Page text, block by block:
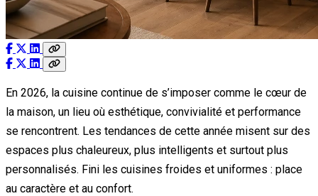
En 2026, la cuisine continue de s’imposer comme le cœur de
la maison, un lieu où esthétique, convivialité et performance
se rencontrent. Les tendances de cette année misent sur des
espaces plus chaleureux, plus intelligents et surtout plus
personnalisés. Fini les cuisines froides et uniformes : place
au caractère et au confort.